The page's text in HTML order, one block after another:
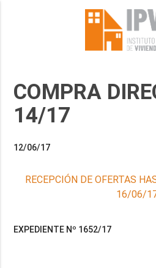
COMPRA
14/17
12/06/17
RECEPCIÓN DE OFERTAS
16/06/
EXPEDIENTE Nº 1652/17